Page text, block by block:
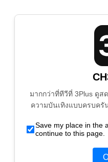
มากกว่าที่ทีวีที่ 3Plus ดูส
ความบันเทิงแบบครบค
Save my place in the
continue to this page.